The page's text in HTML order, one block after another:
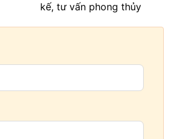
kế, tư vấn phong thủy